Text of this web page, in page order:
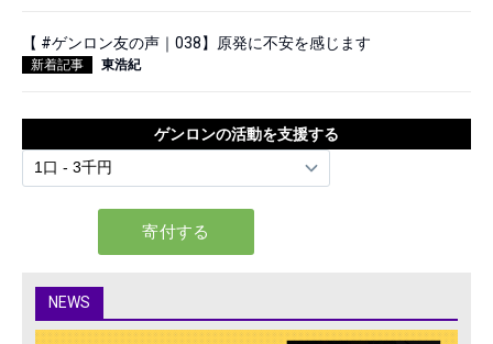
【 #ゲンロン友の声｜038】原発に不安を感じます
新着記事 東浩紀
ゲンロンの活動を支援する
NEWS